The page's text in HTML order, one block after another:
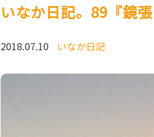
いなか日記。89『鏡
2018.07.10 いなか日記